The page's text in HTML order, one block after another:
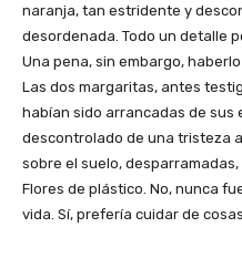
naranja, tan estridente y
desordenada. Todo un detalle
Una pena, sin embargo,
Las dos margaritas, antes
habían sido arrancadas de sus
descontrolado de una tristeza
sobre el suelo,
Flores de plástico. No, nunca
vida. Sí, prefería cuidar de